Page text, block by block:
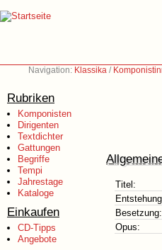
Navigation: Klassika /
Rubriken
Komponisten
Dirigenten
Textdichter
Gattungen
Begriffe
Tempi
Jahrestage
Kataloge
Einkaufen
CD-Tipps
Angebote
Titel:
Besetzung:
Opus: